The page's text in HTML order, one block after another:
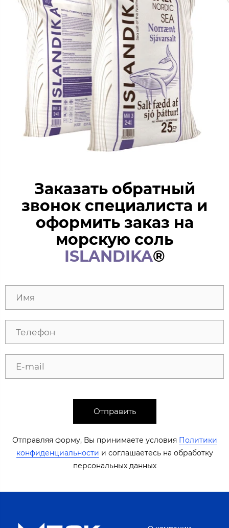
Заказать обратный
звонок специалиста и
оформить заказ на
морскую соль
ISLANDIKA®
Отправить
Отправляя форму, Вы принимаете условия Политики
конфиденциальности ​​​ и соглашаетесь на обработку
персональных данных​​